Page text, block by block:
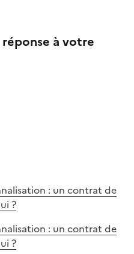
à votre
: un contrat de
?
: un contrat de
?